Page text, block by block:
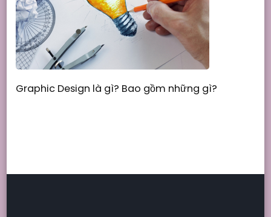
Graphic Design là gì? Bao gồm những gì?